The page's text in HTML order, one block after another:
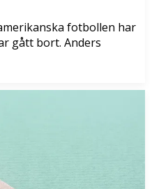
fotbollen har
gått bort. Anders